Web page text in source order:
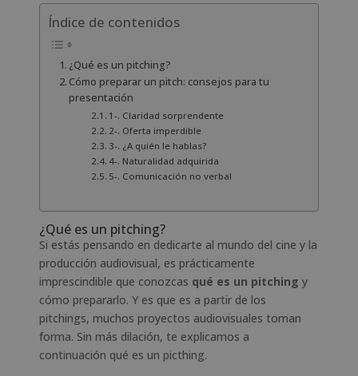
Índice de contenidos
¿Qué es un pitching?
Cómo preparar un pitch: consejos para tu
presentación
1-. Claridad sorprendente
2-. Oferta imperdible
3-. ¿A quién le hablas?
4-. Naturalidad adquirida
5-. Comunicación no verbal
¿Qué es un pitching?
Si estás pensando en dedicarte al mundo del cine y la
producción audiovisual, es prácticamente
imprescindible que conozcas qué es un pitching y
cómo prepararlo. Y es que es a partir de los
pitchings, muchos proyectos audiovisuales toman
forma. Sin más dilación, te explicamos a
continuación qué es un picthing.